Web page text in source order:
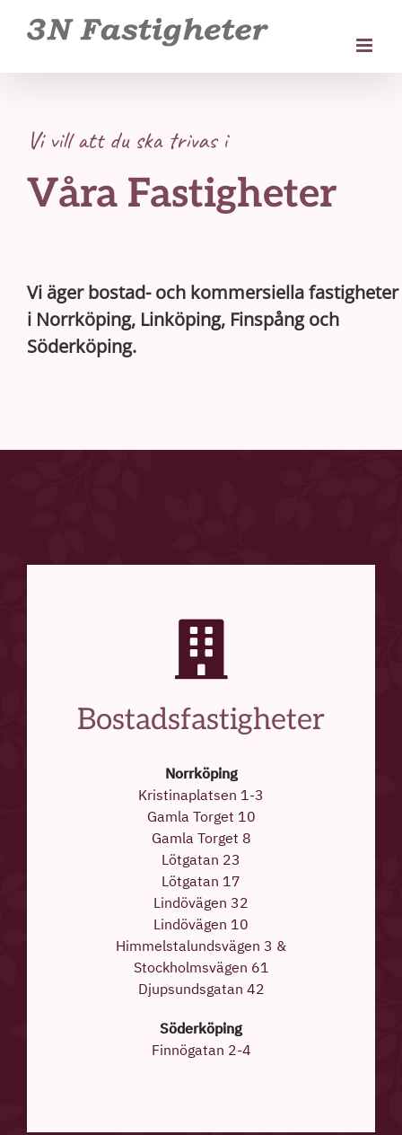
Vi vill att du ska trivas i
Våra Fastigheter
Vi äger bostad- och kommersiella fastigheter
i Norrköping, Linköping, Finspång och
Söderköping.
Bostadsfastigheter
Norrköping
Kristinaplatsen 1-3
Gamla Torget 10
Gamla Torget 8
Lötgatan 23
Lötgatan 17
Lindövägen 32
Lindövägen 10
Himmelstalundsvägen 3 &
Stockholmsvägen 61
Djupsundsgatan 42
Söderköping
Finnögatan 2-4